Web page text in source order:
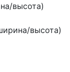
высота)
высота)